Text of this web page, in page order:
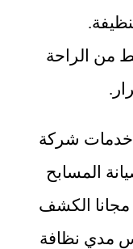
من الراحة
خدمات شركة
المسابح
الكشف
مدي نظافة